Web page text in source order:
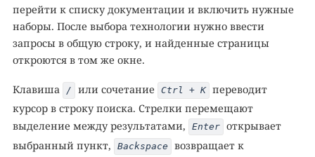
перейти к списку документации и включить нужные
наборы. После выбора технологии нужно ввести
запросы в общую строку, и найденные страницы
откроются в том же окне.
Клавиша / или сочетание Ctrl + K переводит
курсор в строку поиска. Стрелки перемещают
выделение между результатами,
Enter открывает
выбранный пункт,
Backspace
возвращает к